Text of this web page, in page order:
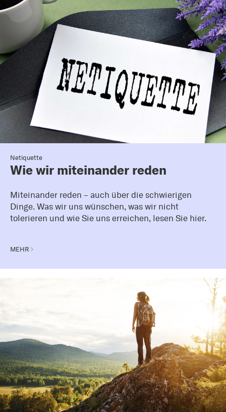
Netiquette
Wie wir miteinander reden
Miteinander reden – auch über die schwierigen
Dinge. Was wir uns wünschen, was wir nicht
tolerieren und wie Sie uns erreichen, lesen Sie hier.
MEHR